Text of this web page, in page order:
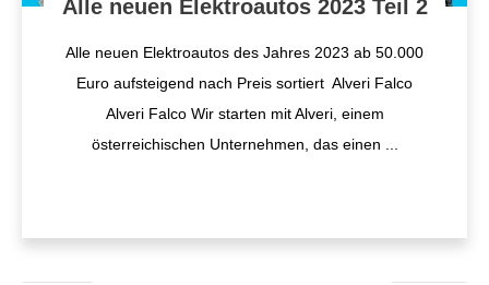
Alle neuen Elektroautos 2023 Teil 2
Alle neuen Elektroautos des Jahres 2023 ab 50.000
Euro aufsteigend nach Preis sortiert Alveri Falco
Alveri Falco Wir starten mit Alveri, einem
österreichischen Unternehmen, das einen